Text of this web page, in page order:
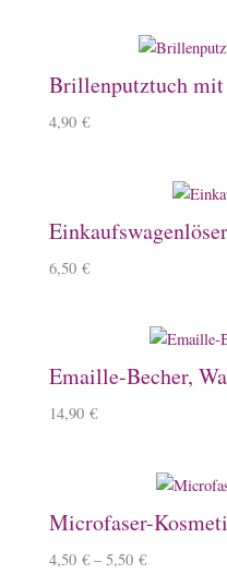
Brillenputztuch
4,90 €
Einkaufswagenlöser
6,50 €
Emaille-Becher,
14,90 €
Microfaser-
4,50 € –5,50 €